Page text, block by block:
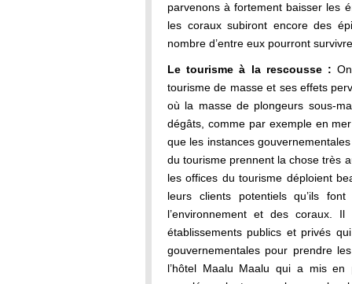
parvenons à fortement baisser les
les coraux subiront encore des
nombre d’entre eux pourront
Le tourisme à la rescousse :
tourisme de masse et ses effets
où la masse de plongeurs sous-
dégâts, comme par exemple en
que les instances
du tourisme prennent la chose très
les offices du tourisme déploient
leurs clients potentiels qu’ils
l’environnement et des coraux.
établissements publics et privés
gouvernementales pour prendre
l’hôtel Maalu Maalu qui a mis